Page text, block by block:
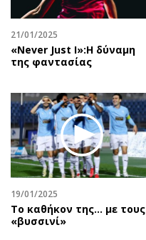
21/01/2025
«Never Just I»:Η δύναμη
της φαντασίας
19/01/2025
Το καθήκον της… με τους
«βυσσινί»